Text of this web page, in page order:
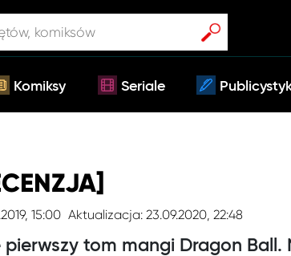
Komiksy Seriale
15:00 Aktualizacja: 23.09.2020, 22:48
tom mangi Dragon Ball.